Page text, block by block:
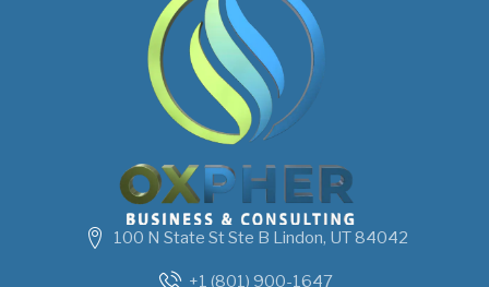
100 N State St Ste B Lindon, UT 84042
+1 (801) 900-1647